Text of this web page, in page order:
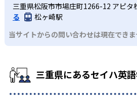
三重県松阪市市場庄町1266-12 アピタ
る
松ヶ崎駅
当サイトからの問い合わせは現在でき
三重県にあるセイハ英